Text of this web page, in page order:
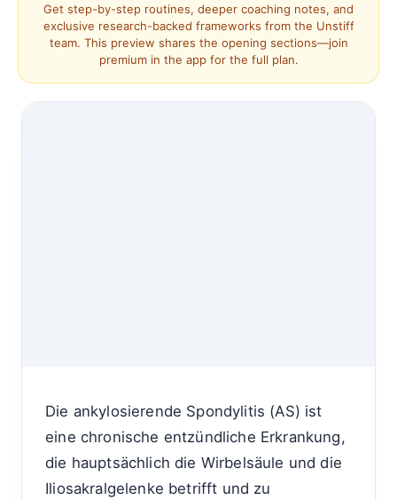
Get step-by-step routines, deeper coaching notes, and
exclusive research-backed frameworks from the Unstiff
team. This preview shares the opening sections—join
premium in the app for the full plan.
Die ankylosierende Spondylitis (AS) ist
eine chronische entzündliche Erkrankung,
die hauptsächlich die Wirbelsäule und die
Iliosakralgelenke betrifft und zu